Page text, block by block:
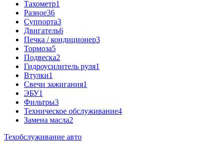
Тахометр1
Разное36
Cуппорта3
Двигатель6
Печка / кондиционер3
Тормоза5
Подвеска2
Гидроусилитель руля1
Втулки1
Свечи зажигания1
ЭБУ1
Фильтры3
Техническое обслуживание4
Замена масла2
Техобслуживание авто